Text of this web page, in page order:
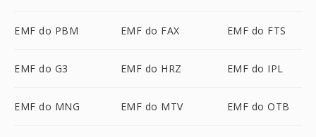
EMF do PBM EMF do FAX EMF do FTS
EMF do G3 EMF do HRZ EMF do IPL
EMF do MNG EMF do MTV EMF do OTB